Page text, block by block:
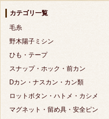
カテゴリ一覧
毛糸
野木陽子ミシン
ひも・テープ
スナップ・ホック・前カン
Dカン・ナスカン・カン類
ロットボタン・ハトメ・カシメ
マグネット・留め具・安全ピン